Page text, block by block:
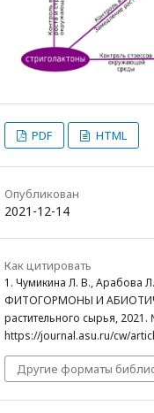
PDF HTML
Опубликован
2021-12-14
Как цитировать
1. Чумикина Л. В., Арабова
ФИТОГОРМОНЫ И
растительного сырья, 2021.
https://journal.asu.ru/cw/
Другие форматы